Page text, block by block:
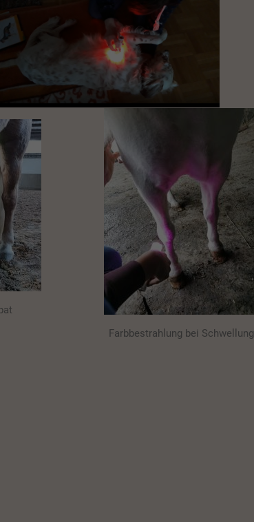
Farbbestrahlung bei Schwellung
Zurück
für die einwandfreie Funktion der Website
anzeigen
Externe Medien
standardmäßig blockiert. Wenn Cookies von
keiner manuellen Einwilligung mehr.
Datenschutzerklärung Impressum